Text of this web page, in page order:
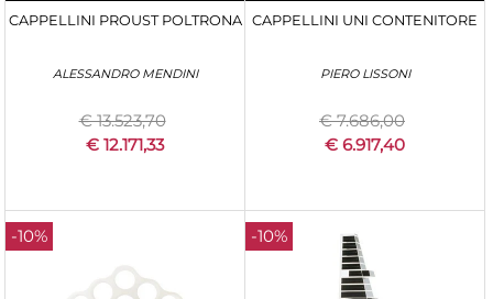
CAPPELLINI PROUST POLTRONA
ALESSANDRO MENDINI
€ 13.523,70
€ 12.171,33
CAPPELLINI UNI CONTENITORE
PIERO LISSONI
€ 7.686,00
€ 6.917,40
-10% -10%